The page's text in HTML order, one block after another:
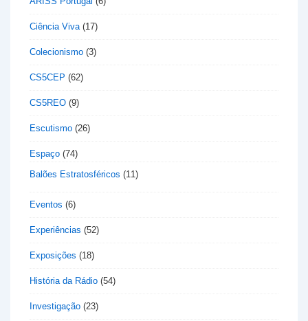
Ciência Viva(17)
Colecionismo (3)
CS5CEP (62)
CS5REO (9)
Escutismo (26)
Espaço (74)
Balões Estratosféricos (11)
Eventos (6)
Experiências (52)
Exposições (18)
História da Rádio (54)
Investigação (23)